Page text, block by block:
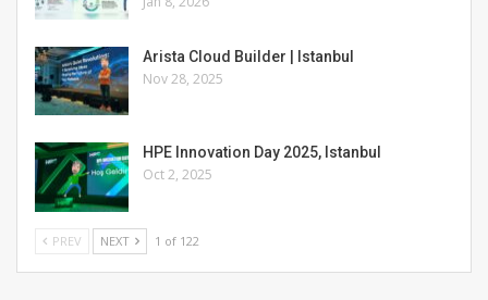
Arista Cloud Builder | Istanbul
Nov 28, 2025
HPE Innovation Day 2025, Istanbul
Oct 2, 2025
PREV NEXT 1 of 122